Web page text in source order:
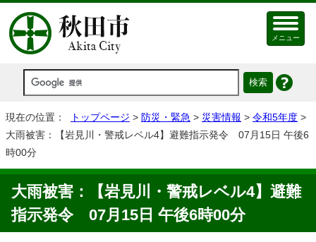
メニュー
現在の位置： トップページ > 防災・緊急 > 災害情報 > 令和5年度 >
大雨被害：【岩見川・警戒レベル4】避難指示発令 07月15日 午後6
時00分
大雨被害：【岩見川・警戒レベル4】避難
指示発令 07月15日 午後6時00分